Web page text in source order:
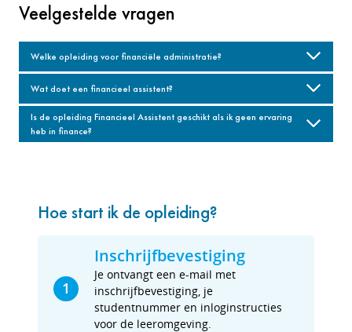
Veelgestelde vragen
Welke opleiding voor financiële administratie?
Wat doet een financieel assistent?
Is de opleiding Financieel Assistent geschikt als ik geen ervaring
heb in finance?
Hoe start ik de opleiding?
1
Inschrijfbevestiging
Je ontvangt een e-mail met
inschrijfbevestiging, je
studentnummer en inloginstructies
voor de leeromgeving.